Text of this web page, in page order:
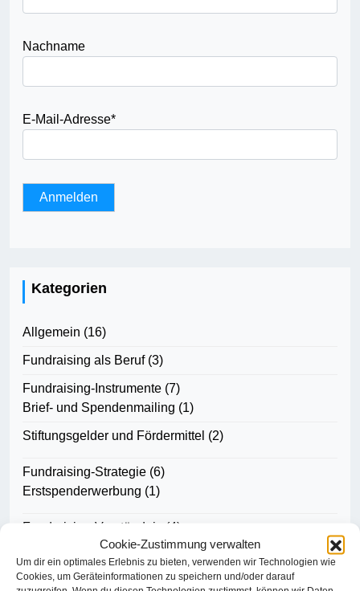
Cookie-Zustimmung verwalten
Um dir ein optimales Erlebnis zu bieten, verwenden wir Technologien wie
Cookies, um Geräteinformationen zu speichern und/oder darauf
Nachname
E-Mail-Adresse*
Kategorien
Allgemein (16)
Fundraising als Beruf(3)
Fundraising-Instrumente (7)
Brief- und Spendenmailing (1)
Stiftungsgelder und Fördermittel (2)
Fundraising-Strategie (6)
Erstspenderwerbung (1)
Fundraising-Verständnis (4)
Wissen und Fähigkeiten(5)